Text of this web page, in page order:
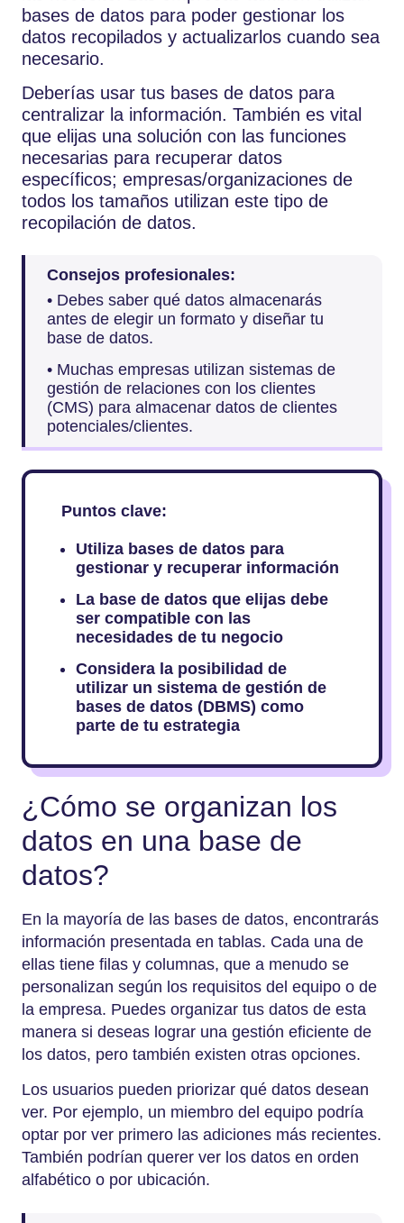
bases de datos para poder gestionar los
datos recopilados y actualizarlos cuando sea
necesario.
Deberías usar tus bases de datos para
centralizar la información. También es vital
que elijas una solución con las funciones
necesarias para recuperar datos
específicos; empresas/organizaciones de
todos los tamaños utilizan este tipo de
recopilación de datos.
Consejos profesionales:
• Debes saber qué datos almacenarás
antes de elegir un formato y diseñar tu
base de datos.
• Muchas empresas utilizan sistemas de
gestión de relaciones con los clientes
(CMS) para almacenar datos de clientes
potenciales/clientes.
Puntos clave:
Utiliza bases de datos para
gestionar y recuperar información
La base de datos que elijas debe
ser compatible con las
necesidades de tu negocio
Considera la posibilidad de
utilizar un sistema de gestión de
bases de datos (DBMS) como
parte de tu estrategia
¿Cómo se organizan los
datos en una base de
datos?
En la mayoría de las bases de datos, encontrarás
información presentada en tablas. Cada una de
ellas tiene filas y columnas, que a menudo se
personalizan según los requisitos del equipo o de
la empresa. Puedes organizar tus datos de esta
manera si deseas lograr una gestión eficiente de
los datos, pero también existen otras opciones.
Los usuarios pueden priorizar qué datos desean
ver. Por ejemplo, un miembro del equipo podría
optar por ver primero las adiciones más recientes.
También podrían querer ver los datos en orden
alfabético o por ubicación.